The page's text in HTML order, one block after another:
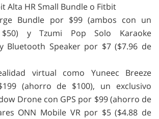
Alta HR Small Bundle o Fitbit
Bundle por $99 (ambos con un
y Tzumi Pop Solo Karaoke
Bluetooth Speaker por $7 ($7.96 de
virtual como Yuneec Breeze
(ahorro de $100), un exclusivo
Drone con GPS por $99 (ahorro de
ONN Mobile VR por $5 ($4.88 de